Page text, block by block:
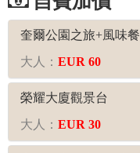
奎爾公園之旅+風味餐
大人： EUR 60
榮耀大廈觀景台
大人： EUR 30